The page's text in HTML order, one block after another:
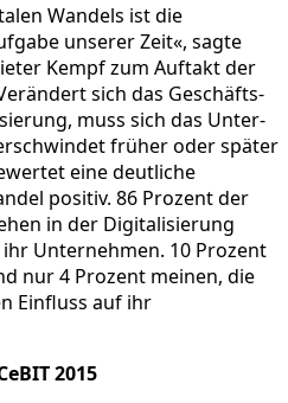
Wandels ist die
unserer Zeit«, sagte
Kempf zum Auftakt der
sich das Geschäfts­
muss sich das Unter­
früher oder später
eine deutliche
positiv. 86 Prozent der
in der Digita­li­sie­rung
Unter­nehmen. 10 Prozent
nur 4 Prozent meinen, die
Einfluss auf ihr
2015